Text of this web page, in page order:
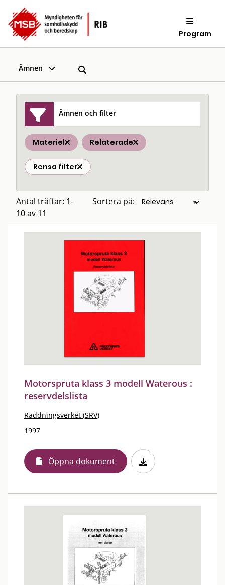
Program
Ämnen
Ämnen och filter
Materiel Relaterade
Rensa filter
Antal träffar: 1-
10 av 11
Sortera på:
Motorspruta klass 3 modell Waterous :
reservdelslista
Räddningsverket (SRV)
1997
Öppna dokument